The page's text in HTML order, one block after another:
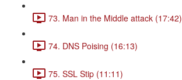
73. Man in the Middle attack (17:42)
74. DNS Poising (16:13)
75. SSL Stip (11:11)